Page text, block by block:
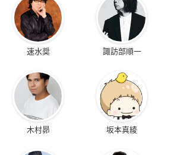
速水奨 諏訪部順一
木村昴 坂本真綾